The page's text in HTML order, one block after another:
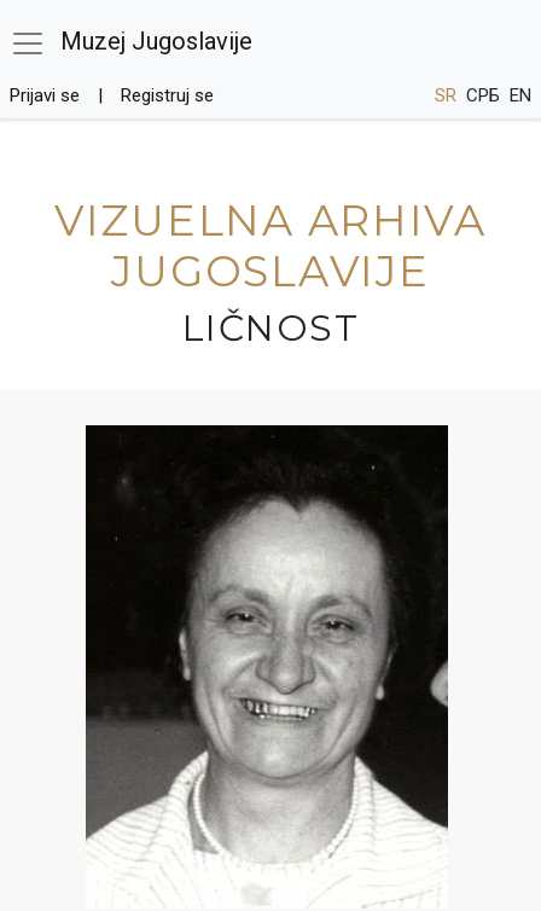
Muzej Jugoslavije
Prijavi se Registruj se SR СРБ EN
VIZUELNA ARHIVA
JUGOSLAVIJE
LIČNOST